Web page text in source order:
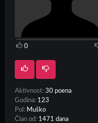
0
Aktivnost: 30 poena
Godina: 123
Pol: Muško
Član od: 1471 dana